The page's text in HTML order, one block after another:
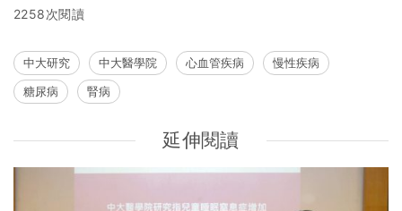
2258次閱讀
中大研究 中大醫學院 心血管疾病
慢性疾病
糖尿病
腎病
延伸閱讀